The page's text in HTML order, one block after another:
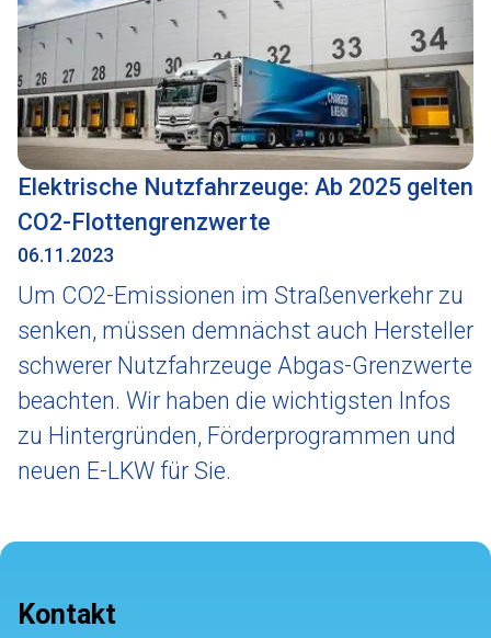
Elektrische Nutzfahrzeuge: Ab 2025 gelten
CO2-Flottengrenzwerte
06.11.2023
Um CO2-Emissionen im Straßenverkehr zu
senken, müssen demnächst auch Hersteller
schwerer Nutzfahrzeuge Abgas-Grenzwerte
beachten. Wir haben die wichtigsten Infos
zu Hintergründen, Förderprogrammen und
neuen E-LKW für Sie.
Kontakt